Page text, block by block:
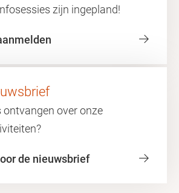
zijn ingepland!
ontvangen over onze
de nieuwsbrief